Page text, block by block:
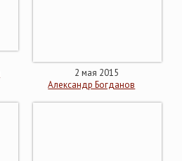
2 мая 2015
Александр Богданов